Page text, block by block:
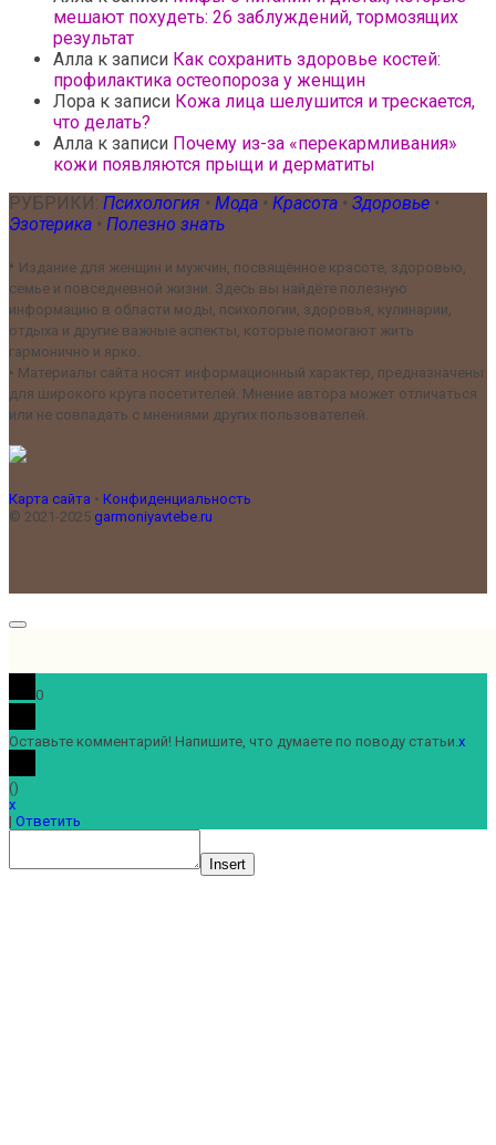
мешают похудеть: 26 заблуждений, тормозящих
результат
Алла к записи Как сохранить здоровье костей:
профилактика остеопороза у женщин
Лора к записи Кожа лица шелушится и трескается,
что делать?
Алла к записи Почему из-за «перекармливания»
кожи появляются прыщи и дерматиты
РУБРИКИ: Психология • Мода • Красота • Здоровье •
Эзотерика • Полезно знать
• Издание для женщин и мужчин, посвящённое красоте, здоровью,
семье и повседневной жизни. Здесь вы найдёте полезную
информацию в области моды, психологии, здоровья, кулинарии,
отдыха и другие важные аспекты, которые помогают жить
гармонично и ярко.
• Материалы сайта носят информационный характер, предназначены
для широкого круга посетителей. Мнение автора может отличаться
или не совпадать с мнениями других пользователей.
Карта сайта • Конфиденциальность
© 2021-2025 garmoniyavtebe.ru
0
Оставьте комментарий! Напишите, что думаете по поводу статьи.x
()
x
| Ответить
Insert